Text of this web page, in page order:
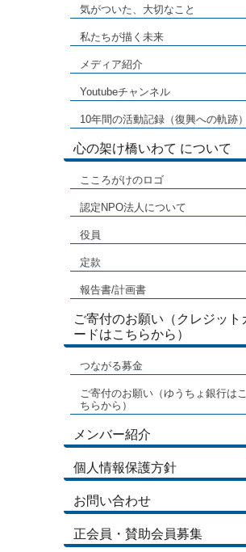
気がついた、大切なこと
私たちが描く未来
メディア紹介
Youtubeチャンネル
10年間の活動記録（復興への軌跡）
心の架け橋いわて について
こころがけのロゴ
認定NPO法人について
役員
定款
報告書/計画書
ご寄付のお願い（クレジット
ードはこちらから）
つながる募金
ご寄付のお願い（ゆうちょ銀行はこ
ちらから）
メンバー紹介
個人情報保護方針
お問い合わせ
正会員・賛助会員募集